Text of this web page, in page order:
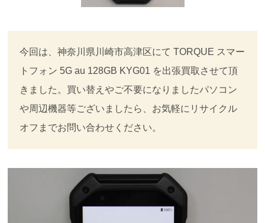
今回は、神奈川県川崎市高津区にて TORQUE スマー
トフォン 5G au 128GB KYG01 を出張買取させて頂
きました。買い替えやご不要になりましたパソコン
や周辺機器等ございましたら、お気軽にリサイクル
オフまでお問い合わせください。